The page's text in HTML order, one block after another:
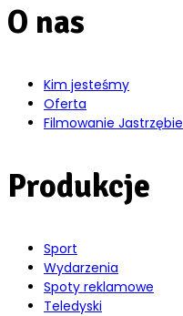
O nas
Kim jesteśmy
Oferta
Filmowanie Jastrzębie
Produkcje
Sport
Wydarzenia
Spoty reklamowe
Teledyski